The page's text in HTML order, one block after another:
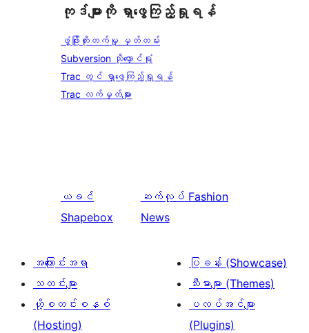
ကုဒ်များကို ရှာဖွေကြည့်ရှုရန်
ဖွံ့ဖြိုးတိုးတက်မှု မှတ်တမ်း
Subversion သိုလှောင်ရုံ
Trac တွင် ရှာဖွေကြည့်ရှုရန်
Trac လက်မှတ်များ
ယခင်
Shapebox
ဆက်လုပ် Fashion
News
အကြောင်းအရာ
သတင်းများ
ဟို့စတင်းစနစ်
(Hosting)
ပြခန်း (Showcase)
သီးမားများ (Themes)
ပလပ်အင်များ
(Plugins)